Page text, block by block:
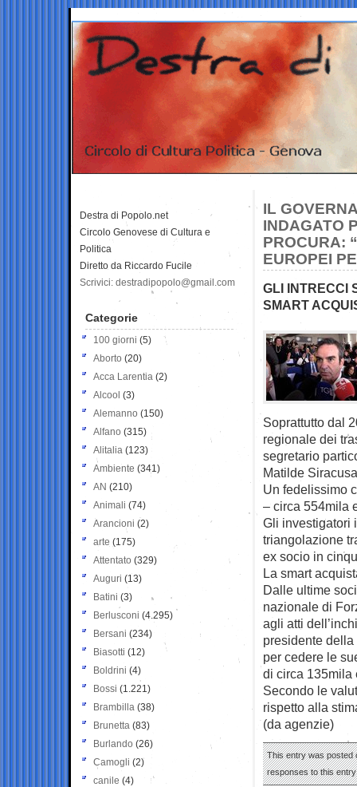
IL
INDAGATO
PROCURA:
EUROPEI
GLI INTRECCI
SMART
Soprattutto dal
regionale dei
segretario
Matilde
Un fedelissimo
– circa 554mila
Gli investigatori
triangolazione
ex socio in
La smart
Dalle ultime
nazionale di
agli atti
presidente
per cedere le
di circa 135mila
Secondo le
rispetto alla
(da agenzie)
This entry was posted
responses to this
Destra di Popolo.net
Circolo Genovese di Cultura e
Politica
Diretto da Riccardo Fucile
Scrivici: destradipopolo@gmail.com
Categorie
100 giorni (5)
Aborto (20)
Acca Larentia (2)
Alcool (3)
Alemanno (150)
Alfano (315)
Alitalia (123)
Ambiente (341)
AN (210)
Animali (74)
Arancioni (2)
arte (175)
Attentato (329)
Auguri (13)
Batini (3)
Berlusconi (4.295)
Bersani (234)
Biasotti (12)
Boldrini (4)
Bossi (1.221)
Brambilla (38)
Brunetta (83)
Burlando (26)
Camogli (2)
canile (4)